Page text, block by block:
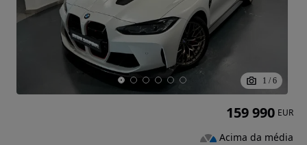
1 / 6
159 990 EUR
Acima da média